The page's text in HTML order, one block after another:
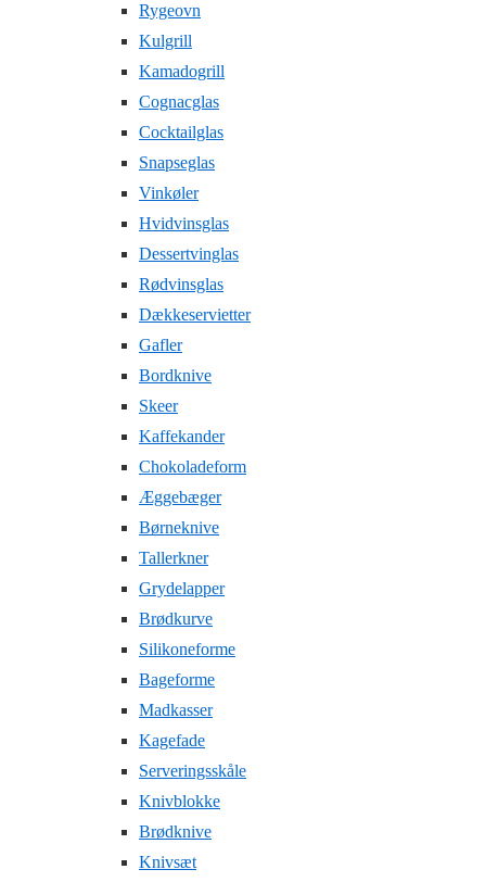
Rygeovn
Kulgrill
Kamadogrill
Cognacglas
Cocktailglas
Snapseglas
Vinkøler
Hvidvinsglas
Dessertvinglas
Rødvinsglas
Dækkeservietter
Gafler
Bordknive
Skeer
Kaffekander
Chokoladeform
Æggebæger
Børneknive
Tallerkner
Grydelapper
Brødkurve
Silikoneforme
Bageforme
Madkasser
Kagefade
Serveringsskåle
Knivblokke
Brødknive
Knivsæt